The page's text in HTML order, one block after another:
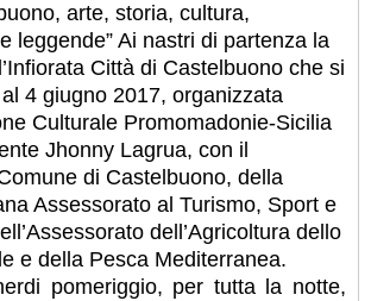
arte, storia, cultura,
leggende” Ai nastri di partenza la
Città di Castelbuono che si
4 giugno 2017, organizzata
Culturale Promomadonie-Sicilia
Jhonny Lagrua, con il
di Castelbuono, della
Assessorato al Turismo, Sport e
dell’Agricoltura dello
e della Pesca Mediterranea.
pomeriggio, per tutta la notte,